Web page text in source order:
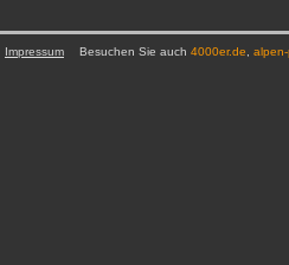
Impressum Besuchen Sie auch 4000er.de